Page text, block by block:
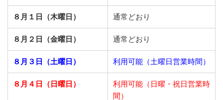
８月１日（木曜日） 通常どおり
８月２日（金曜日） 通常どおり
８月３日（土曜日） 利用可能（土曜日営業時間）
８月４日（日曜日）
利用可能（日曜・祝日営業時
間）